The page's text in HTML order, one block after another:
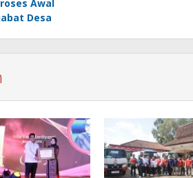
Awal
Desa